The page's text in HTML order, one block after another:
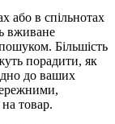
або в спільнотах
вживане
Більшість
порадити, як
до ваших
товар.